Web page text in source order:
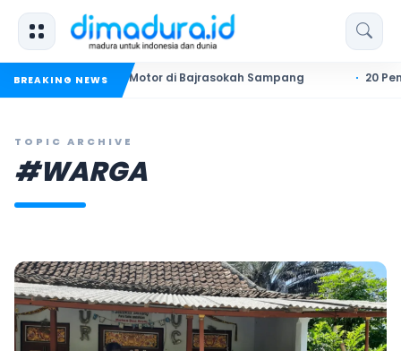
BREAKING NEWS
Motor di Bajrasokah Sampang 20 Pendekar Pagar
TOPIC ARCHIVE
#WARGA